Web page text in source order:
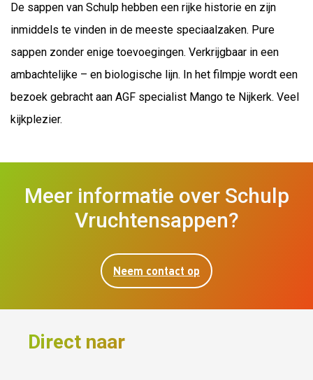
De sappen van Schulp hebben een rijke historie en zijn
inmiddels te vinden in de meeste speciaalzaken. Pure
sappen zonder enige toevoegingen. Verkrijgbaar in een
ambachtelijke – en biologische lijn. In het filmpje wordt een
bezoek gebracht aan AGF specialist Mango te Nijkerk. Veel
kijkplezier.
Meer informatie over Schulp
Vruchtensappen?
Neem contact op
Direct naar